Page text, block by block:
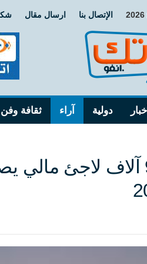
الإتصال بنا ارسال مقال
دولية آراء ثقافة وفن
اكثر من 9 آلاف لاجئ